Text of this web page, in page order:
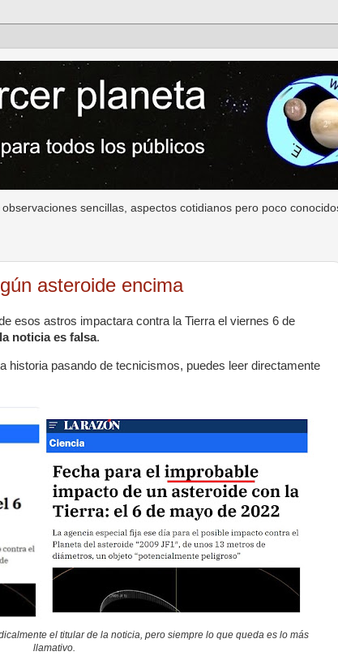
sencillas, aspectos cotidianos pero poco
asteroide encima
esos astros impactara contra la Tierra el viernes 6 de
la noticia es falsa.
historia pasando de tecnicismos, puedes leer directamente
el titular de la noticia, pero siempre lo que queda es lo más
llamativo.